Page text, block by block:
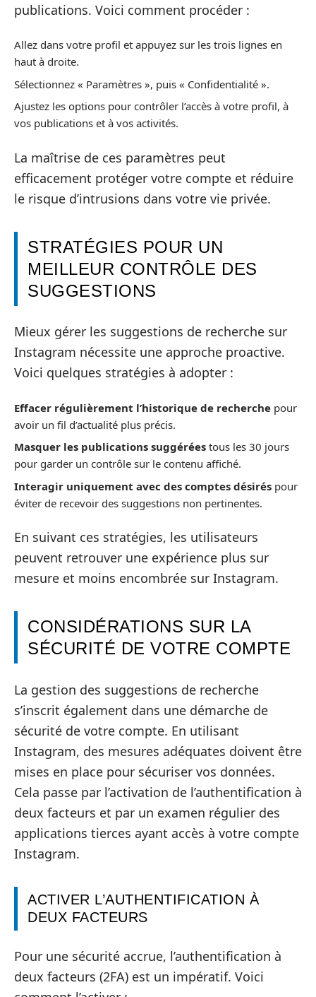
publications. Voici comment procéder :
Allez dans votre profil et appuyez sur les trois lignes en
haut à droite.
Sélectionnez « Paramètres », puis « Confidentialité ».
Ajustez les options pour contrôler l’accès à votre profil, à
vos publications et à vos activités.
La maîtrise de ces paramètres peut
efficacement protéger votre compte et réduire
le risque d’intrusions dans votre vie privée.
STRATÉGIES POUR UN
MEILLEUR CONTRÔLE DES
SUGGESTIONS
Mieux gérer les suggestions de recherche sur
Instagram nécessite une approche proactive.
Voici quelques stratégies à adopter :
Effacer régulièrement l’historique de recherche pour
avoir un fil d’actualité plus précis.
Masquer les publications suggérées tous les 30 jours
pour garder un contrôle sur le contenu affiché.
Interagir uniquement avec des comptes désirés pour
éviter de recevoir des suggestions non pertinentes.
En suivant ces stratégies, les utilisateurs
peuvent retrouver une expérience plus sur
mesure et moins encombrée sur Instagram.
CONSIDÉRATIONS SUR LA
SÉCURITÉ DE VOTRE COMPTE
La gestion des suggestions de recherche
s’inscrit également dans une démarche de
sécurité de votre compte. En utilisant
Instagram, des mesures adéquates doivent être
mises en place pour sécuriser vos données.
Cela passe par l’activation de l’authentification à
deux facteurs et par un examen régulier des
applications tierces ayant accès à votre compte
Instagram.
ACTIVER L’AUTHENTIFICATION À
DEUX FACTEURS
Pour une sécurité accrue, l’authentification à
deux facteurs (2FA) est un impératif. Voici